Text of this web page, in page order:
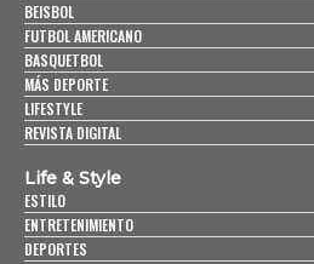
BEISBOL
FUTBOL AMERICANO
BASQUETBOL
MÁS DEPORTE
LIFESTYLE
REVISTA DIGITAL
Life & Style
ESTILO
ENTRETENIMIENTO
DEPORTES